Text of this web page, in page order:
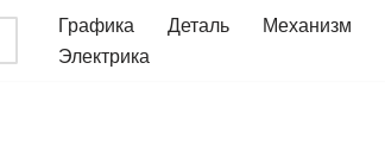
Графика Деталь Механизм
Электрика